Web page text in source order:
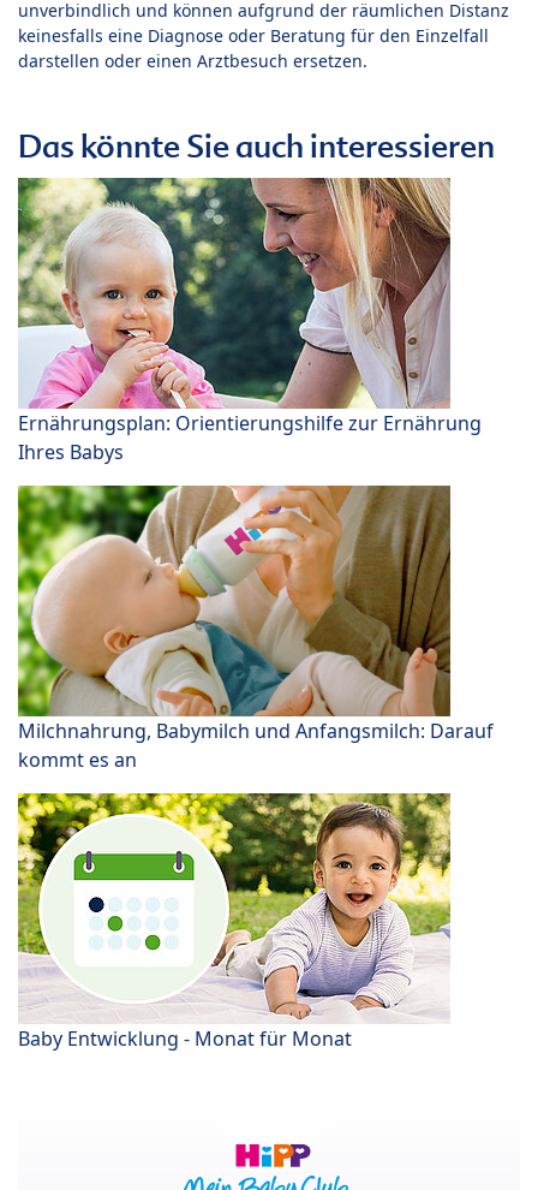
unverbindlich und können aufgrund der räumlichen Distanz
keinesfalls eine Diagnose oder Beratung für den Einzelfall
darstellen oder einen Arztbesuch ersetzen.
Das könnte Sie auch interessieren
Ernährungsplan: Orientierungshilfe zur Ernährung
Ihres Babys
Milchnahrung, Babymilch und Anfangsmilch: Darauf
kommt es an
Baby Entwicklung - Monat für Monat